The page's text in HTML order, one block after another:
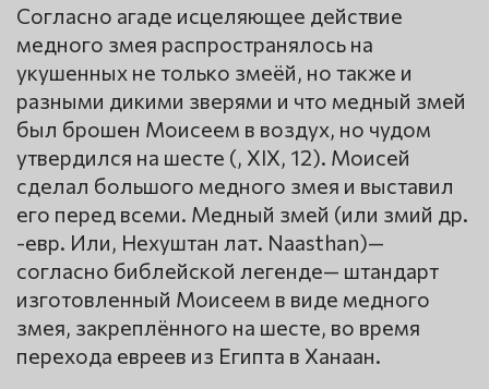
Согласно агаде исцеляющее действие
медного змея распространялось на
укушенных не только змеёй, но также и
разными дикими зверями и что медный змей
был брошен Моисеем в воздух, но чудом
утвердился на шесте (, XIX, 12). Моисей
сделал большого медного змея и выставил
его перед всеми. Медный змей (или змий др.
-евр. Или, Нехуштан лат. Naasthan)—
согласно библейской легенде— штандарт
изготовленный Моисеем в виде медного
змея, закреплённого на шесте, во время
перехода евреев из Египта в Ханаан.